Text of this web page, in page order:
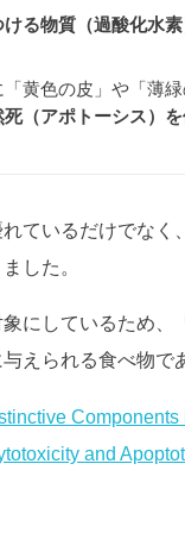
る物質（過酸化水
黄色の皮」や「薄
（アポトーシス）
ているだけでなく、
した。
にしているため
えられる食べ物で
and